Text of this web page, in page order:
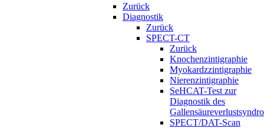
Zurück
Diagnostik
Zurück
SPECT-CT
Zurück
Knochenzintigraphie
Myokardzzintigraphie
Nierenzintigraphie
SeHCAT-Test zur
Diagnostik des
SPECT/DAT-Scan